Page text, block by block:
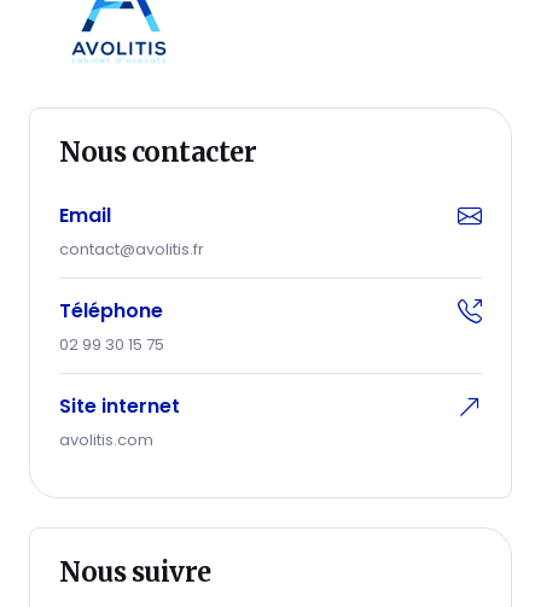
Nous contacter
Email
contact@avolitis.fr
Téléphone
02 99 30 15 75
Site internet
avolitis.com
Nous suivre